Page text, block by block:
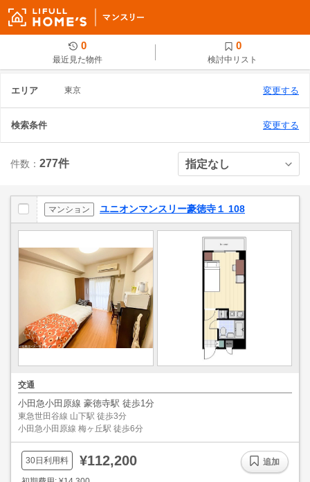
0
最近見た物件
0
検討中リスト
エリア 東京 変更する
検索条件 変更する
件数： 277件
マンション ユニオンマンスリー豪徳寺１ 108
交通
小田急小田原線 豪徳寺駅 徒歩1分
東急世田谷線 山下駅 徒歩3分
小田急小田原線 梅ヶ丘駅 徒歩6分
30日利用料 ¥112,200 追加